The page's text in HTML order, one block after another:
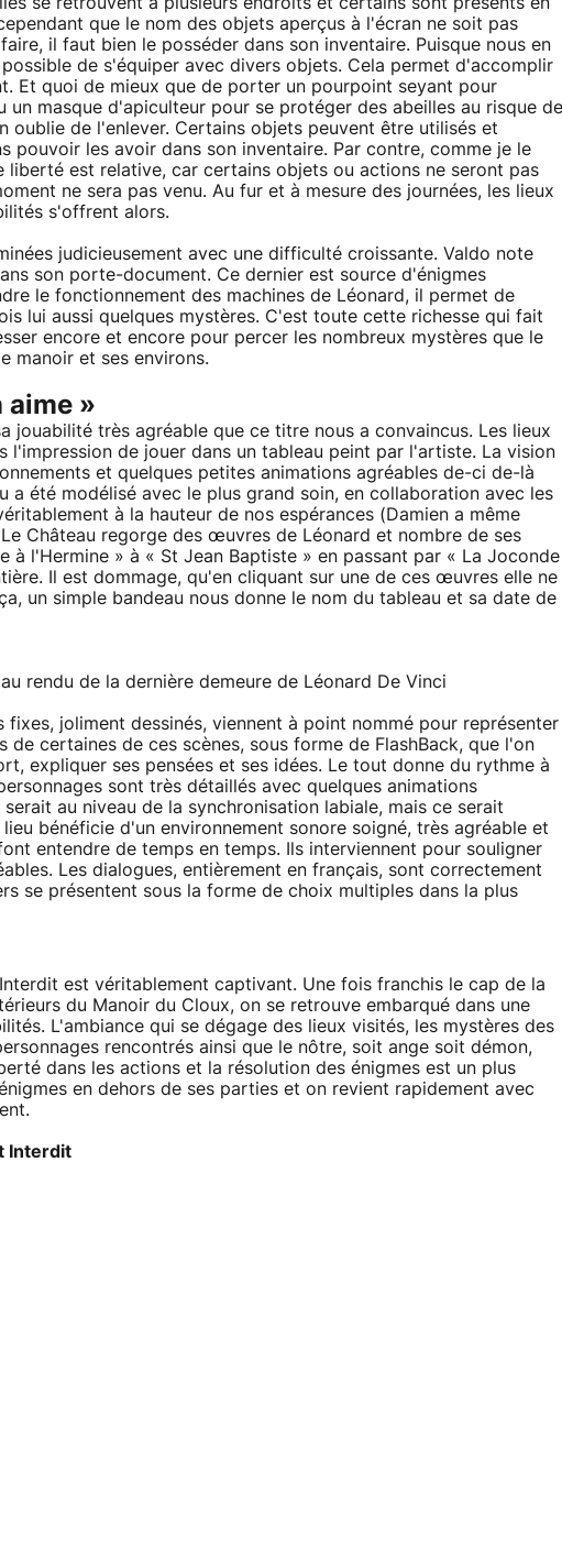
que le nom des objets aperçus à l'écran ne soit pas
il faut bien le posséder dans son inventaire. Puisque nous en
de s'équiper avec divers objets. Cela permet d'accomplir
Et quoi de mieux que de porter un pourpoint seyant pour
un masque d'apiculteur pour se protéger des abeilles au risque de
oublie de l'enlever. Certains objets peuvent être utilisés et
pouvoir les avoir dans son inventaire. Par contre, comme je le
liberté est relative, car certains objets ou actions ne seront pas
ne sera pas venu. Au fur et à mesure des journées, les lieux
s'offrent alors.
judicieusement avec une difficulté croissante. Valdo note
son porte-document. Ce dernier est source d'énigmes
le fonctionnement des machines de Léonard, il permet de
lui aussi quelques mystères. C'est toute cette richesse qui fait
encore et encore pour percer les nombreux mystères que le
manoir et ses environs.
aime »
jouabilité très agréable que ce titre nous a convaincus. Les lieux
de jouer dans un tableau peint par l'artiste. La vision
et quelques petites animations agréables de-ci de-là
a été modélisé avec le plus grand soin, en collaboration avec les
à la hauteur de nos espérances (Damien a même
Château regorge des œuvres de Léonard et nombre de ses
à l'Hermine » à « St Jean Baptiste » en passant par « La Joconde
Il est dommage, qu'en cliquant sur une de ces œuvres elle ne
un simple bandeau nous donne le nom du tableau et sa date de
rendu de la dernière demeure de Léonard De Vinci
fixes, joliment dessinés, viennent à point nommé pour représenter
certaines de ces scènes, sous forme de FlashBack, que l'on
expliquer ses pensées et ses idées. Le tout donne du rythme à
sont très détaillés avec quelques animations
au niveau de la synchronisation labiale, mais ce serait
bénéficie d'un environnement sonore soigné, très agréable et
entendre de temps en temps. Ils interviennent pour souligner
Les dialogues, entièrement en français, sont correctement
se présentent sous la forme de choix multiples dans la plus
est véritablement captivant. Une fois franchis le cap de la
du Manoir du Cloux, on se retrouve embarqué dans une
L'ambiance qui se dégage des lieux visités, les mystères des
rencontrés ainsi que le nôtre, soit ange soit démon,
dans les actions et la résolution des énigmes est un plus
en dehors de ses parties et on revient rapidement avec
Interdit